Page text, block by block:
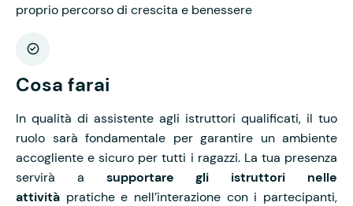
proprio percorso di crescita e benessere
Cosa farai
In qualità di assistente agli istruttori qualificati, il tuo
ruolo sarà fondamentale per garantire un ambiente
accogliente e sicuro per tutti i ragazzi. La tua presenza
servirà a supportare gli istruttori nelle
attività pratiche e nell’interazione con i partecipanti,